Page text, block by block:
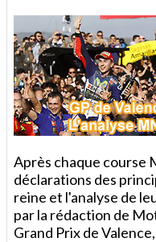
Après chaque course
déclarations des
reine et l'analyse de
par la rédaction de
Grand Prix de